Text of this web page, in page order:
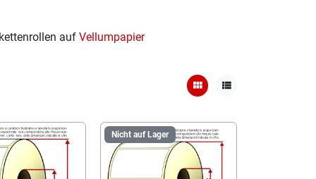
auf Vellumpapier
view_module view_list
Nicht auf Lager